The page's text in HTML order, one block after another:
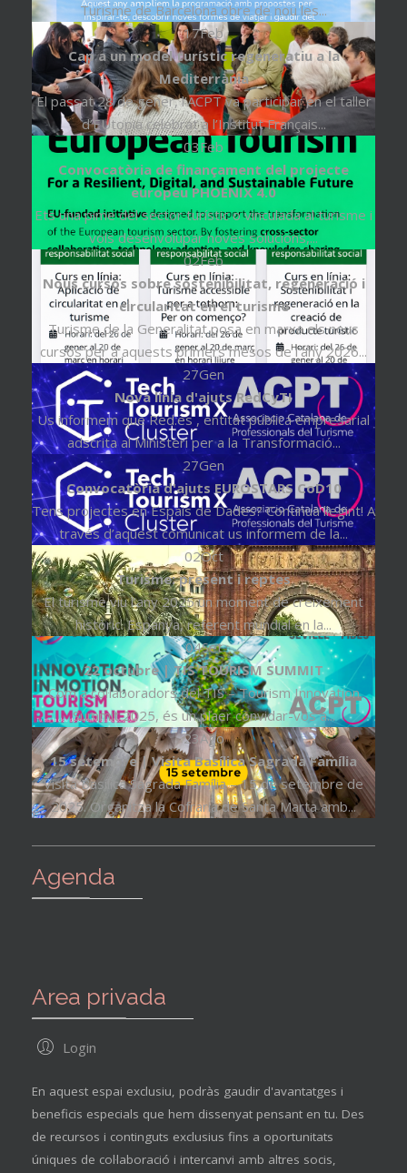
Turisme de Barcelona obre de nou les...
17Feb
Cap a un model turístic regeneratiu a la
Mediterrània
El passat 28 de gener, l’ACPT va participar en el taller
d’EUtopia celebrat a l’Institut Français...
03Feb
Convocatòria de finançament del projecte
europeu PHOENIX 4.0
Ets una pime del sector turístic o vinculada al turisme i
vols desenvolupar noves solucions,...
02Feb
Nous cursos sobre sostenibilitat, regeneració i
circularitat en el turisme
Turisme de la Generalitat posa en marxa els nous
cursos per a aquests primers mesos de l'any 2026...
27Gen
Nova línia d'ajuts RedCyTI
Us informem que Red.es , entitat pública empresarial
adscrita al Ministeri per a la Transformació...
27Gen
Convocatòria d'ajuts EUROSTARS CoD10
Tens projectes en Espais de Dades? Continua llegint! A
través d’aquest comunicat us informem de la...
02Oct
Turisme: present i reptes
El turisme viu l’any 2025 un moment de creixement
històric. Espanya, referent mundial en la...
04Set
22 octubre | TIS TOURISM SUMMIT
Com a col·laboradors del TIS – Tourism Innovation
Summit 2025, és un plaer convidar-vos a...
23Ago
15 setembre | Visita Basílica Sagrada Família
Visita Basílica Sagrada Família – 15 de setembre de
2025. Organitza la Cofraria de Santa Marta amb...
Agenda
Area privada
Login
En aquest espai exclusiu, podràs gaudir d'avantatges i
beneficis especials que hem dissenyat pensant en tu. Des
de recursos i continguts exclusius fins a oportunitats
úniques de col·laboració i intercanvi amb altres socis,